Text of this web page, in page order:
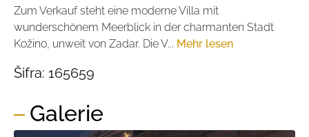
Zum Verkauf steht eine moderne Villa mit
wunderschönem Meerblick in der charmanten Stadt
Kožino, unweit von Zadar. Die V... Mehr lesen
Šifra: 165659
Galerie